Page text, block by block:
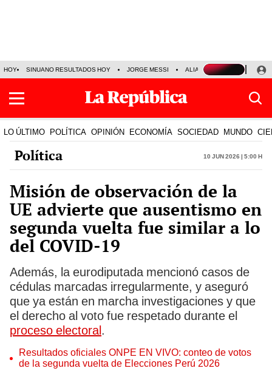
HOY SINUANO RESULTADOS HOY JORGE MESSI ALIANZA LIMA VS SPORT
LO ÚLTIMO POLÍTICA OPINIÓN ECONOMÍA SOCIEDAD MUNDO
Política 10 Jun 2026 | 5:00 h
Misión de observación de la
UE advierte que ausentismo en
segunda vuelta fue similar a lo
del COVID-19
Además, la eurodiputada mencionó casos de
cédulas marcadas irregularmente, y aseguró
que ya están en marcha investigaciones y que
el derecho al voto fue respetado durante el
proceso electoral.
Resultados oficiales ONPE EN VIVO: conteo de votos
de la segunda vuelta de Elecciones Perú 2026